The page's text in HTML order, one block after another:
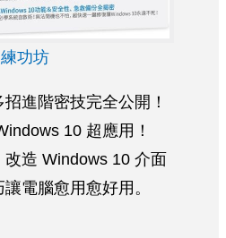
功坊
進階密技完全公開！
10 超應用！
造 Windows 10 介面
電腦愈用愈好用。